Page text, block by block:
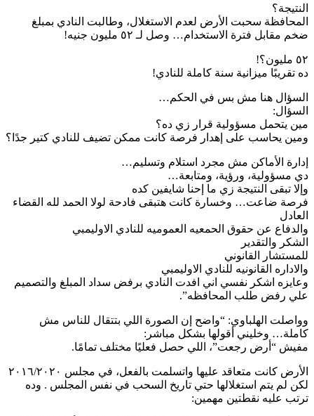
النتيجة؟
المحافظة سحبت الأرض لعدم الاستغلال، وطالبت النادي بمبلغ
ضخم مقابل فترة الاستخدام… وصل لـ ٥٢ مليون جنيه!
٥٢ مليون؟!
ده تقريبًا ميزانية سنة كاملة للنادي!
السؤال هنا مش بس في الحكم…
السؤال:
مين يتحمل مسؤولية قرار زي ده؟
ومين يحاسب على إهدار فرصة كانت ممكن تضيف للنادي كتير جدًا؟
إدارة الأماكن مش مجرد استلام وتسليم…
دي مسؤولية، ورؤية، ومتابعة…
وإلا تبقى النتيجة زي ما إحنا شايفين كده
فرصة ضاعت… وخسارة كانت هتبقى فادحة لولا الحمد لله القضاء
العادل
والدفاع عن حقوق الحمعيه العموميه للنادي الاوليمبي
الشكر والتقدير
للمستشار القانوني
والاداره القانونيه للنادي الاوليمبي
وعايزه اشكر نفسي اني افدت النادي برفض سداد المبلغ والتصميم
علي رفض طلب المحافظه”.
وواصلت الهلباوي: “واضح إن الصورة اللي بتتقال للناس مش
كاملة… وخليني أقولها بشكل مباشر:
مفيش “أرض رجعت”، اللي حصل فعليًا مختلف تمامًا.
الأرض كانت متعاقد عليها واتسلمت بالفعل، في مجلس ٢٠١٦/٢٠٢٠
لكن لم يتم استغلالها حتي تاريخ السحب في نفس المجلس . وده
ترتب عليه نقطتين مهمين: